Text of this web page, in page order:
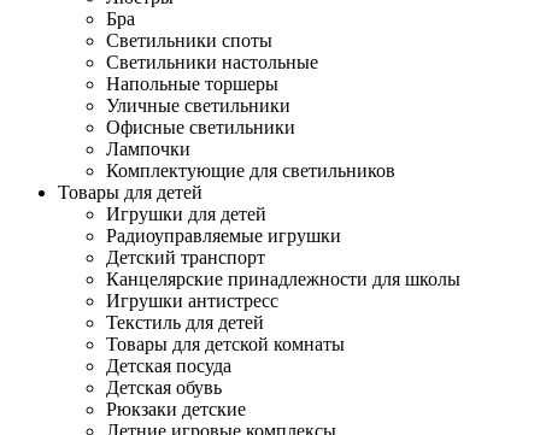
Бра
Светильники споты
Светильники настольные
Напольные торшеры
Уличные светильники
Офисные светильники
Лампочки
Комплектующие для светильников
Товары для детей
Игрушки для детей
Радиоуправляемые игрушки
Детский транспорт
Канцелярские принадлежности для школы
Игрушки антистресс
Текстиль для детей
Товары для детской комнаты
Детская посуда
Детская обувь
Рюкзаки детские
Летние игровые комплексы